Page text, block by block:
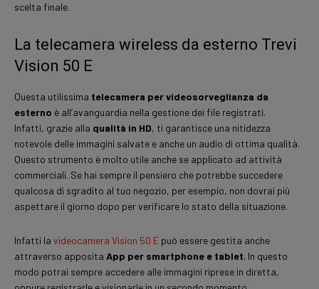
scelta finale.
La telecamera wireless da esterno Trevi
Vision 50 E
Questa utilissima telecamera per videosorveglianza da
esterno è all’avanguardia nella gestione dei file registrati.
Infatti, grazie alla qualità in HD, ti garantisce una nitidezza
notevole delle immagini salvate e anche un audio di ottima qualità.
Questo strumento è molto utile anche se applicato ad attività
commerciali. Se hai sempre il pensiero che potrebbe succedere
qualcosa di sgradito al tuo negozio, per esempio, non dovrai più
aspettare il giorno dopo per verificare lo stato della situazione.
Infatti la videocamera Vision 50 E può essere gestita anche
attraverso apposita App per smartphone e tablet. In questo
modo potrai sempre accedere alle immagini riprese in diretta,